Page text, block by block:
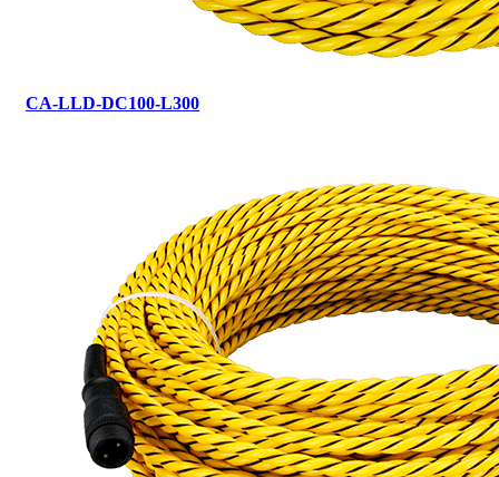
CA-LLD-DC100-L300